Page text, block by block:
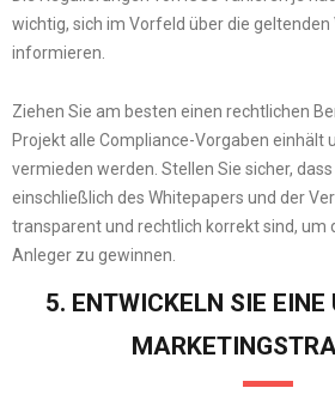
wichtig, sich im Vorfeld über die
informieren.
Ziehen Sie am besten einen rechtlichen
Projekt alle Compliance-Vorgaben einhält
vermieden werden. Stellen Sie sicher,
einschließlich des Whitepapers und der
transparent und rechtlich korrekt sind, um
Anleger zu gewinnen.
5. ENTWICKELN SIE EINE